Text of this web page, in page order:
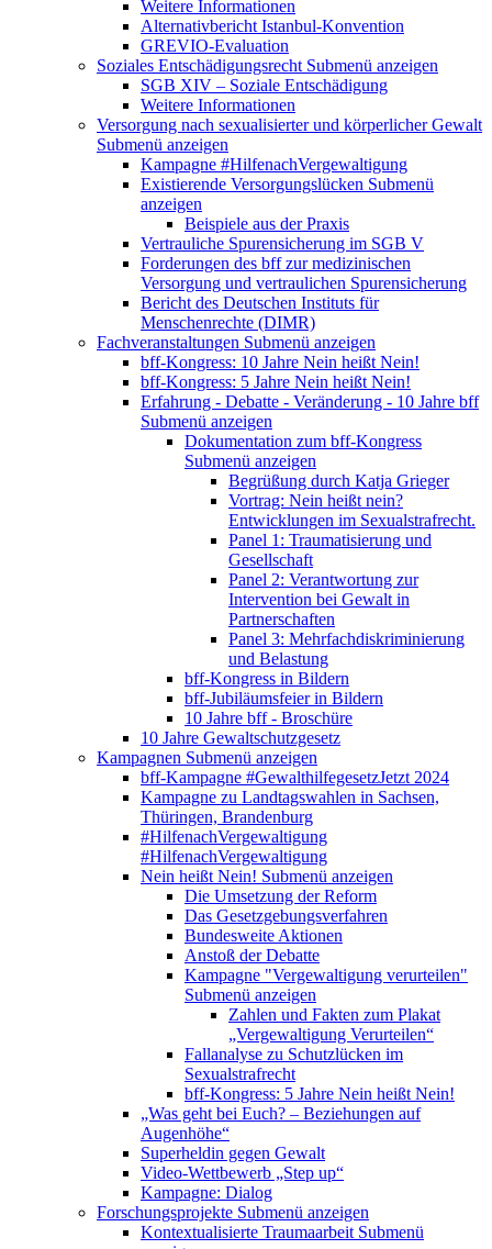
Weitere Informationen
Alternativbericht Istanbul-Konvention
GREVIO-Evaluation
Soziales Entschädigungsrecht Submenü anzeigen
SGB XIV – Soziale Entschädigung
Weitere Informationen
Versorgung nach sexualisierter und körperlicher Gewalt
Submenü anzeigen
Kampagne #HilfenachVergewaltigung
Existierende Versorgungslücken Submenü
anzeigen
Beispiele aus der Praxis
Vertrauliche Spurensicherung im SGB V
Forderungen des bff zur medizinischen
Versorgung und vertraulichen Spurensicherung
Bericht des Deutschen Instituts für
Menschenrechte (DIMR)
Fachveranstaltungen Submenü anzeigen
bff-Kongress: 10 Jahre Nein heißt Nein!
bff-Kongress: 5 Jahre Nein heißt Nein!
Erfahrung - Debatte - Veränderung - 10 Jahre bff
Submenü anzeigen
Dokumentation zum bff-Kongress
Submenü anzeigen
Begrüßung durch Katja Grieger
Vortrag: Nein heißt nein?
Entwicklungen im Sexualstrafrecht.
Panel 1: Traumatisierung und
Gesellschaft
Panel 2: Verantwortung zur
Intervention bei Gewalt in
Partnerschaften
Panel 3: Mehrfachdiskriminierung
und Belastung
bff-Kongress in Bildern
bff-Jubiläumsfeier in Bildern
10 Jahre bff - Broschüre
10 Jahre Gewaltschutzgesetz
Kampagnen Submenü anzeigen
bff-Kampagne #GewalthilfegesetzJetzt 2024
Kampagne zu Landtagswahlen in Sachsen,
Thüringen, Brandenburg
#HilfenachVergewaltigung
#HilfenachVergewaltigung
Nein heißt Nein! Submenü anzeigen
Die Umsetzung der Reform
Das Gesetzgebungsverfahren
Bundesweite Aktionen
Anstoß der Debatte
Kampagne "Vergewaltigung verurteilen"
Submenü anzeigen
Zahlen und Fakten zum Plakat
„Vergewaltigung Verurteilen“
Fallanalyse zu Schutzlücken im
Sexualstrafrecht
bff-Kongress: 5 Jahre Nein heißt Nein!
„Was geht bei Euch? – Beziehungen auf
Augenhöhe“
Superheldin gegen Gewalt
Video-Wettbewerb „Step up“
Kampagne: Dialog
Forschungsprojekte Submenü anzeigen
Kontextualisierte Traumaarbeit Submenü